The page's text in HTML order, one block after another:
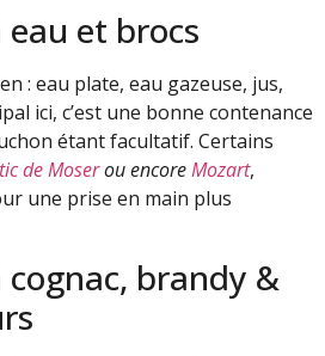
eau et brocs
: eau plate, eau gazeuse, jus,
ici, c’est une bonne contenance
étant facultatif. Certains
de Moserou encoreMozart,
une prise en main plus
cognac, brandy &